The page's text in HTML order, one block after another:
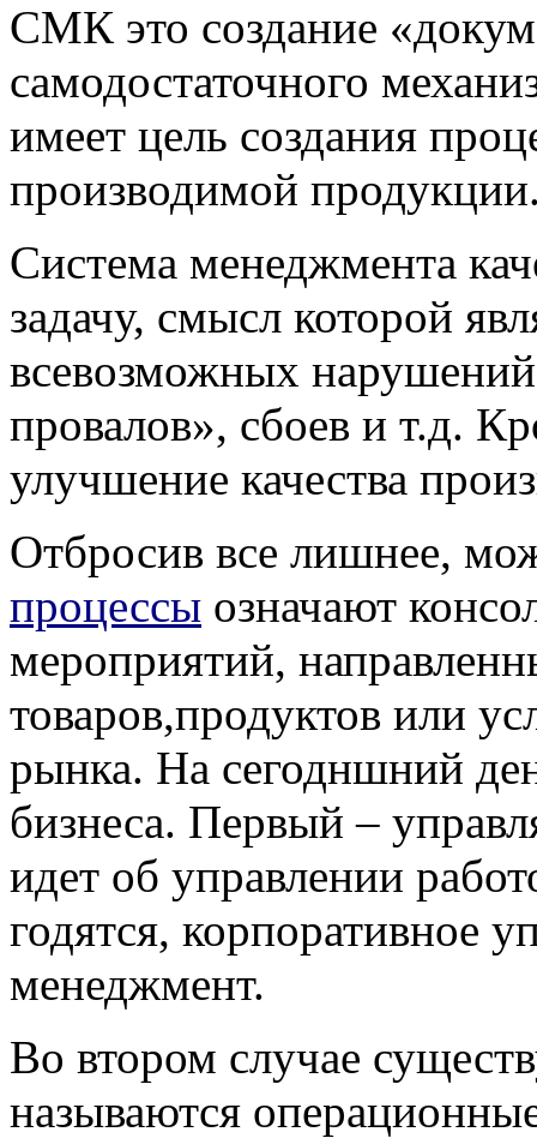
СМК это создание
самодостаточного
имеет цель создания
производимой
Система менеджмента
задачу, смысл которой
всевозможных
провалов», сбоев и т.д.
улучшение качества
Отбросив все лишнее,
процессы означают
мероприятий,
товаров,продуктов или
рынка. На сегодншний
бизнеса. Первый –
идет об управлении
годятся, корпоративное
менеджмент.
Во втором случае
называются